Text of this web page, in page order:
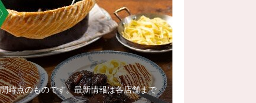
時点のものです。最新情報は各店舗まで